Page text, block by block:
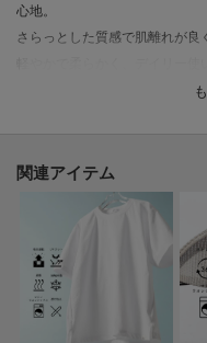
心地。
さらっとした質感で肌離れが良
リラックス感がありながら、
■おすすめコーディネート
ワイドパンツやスラックスと
デニムやカーゴパンツと合わ
が完成します。
フォトデザインが控えめなの
関連アイテム